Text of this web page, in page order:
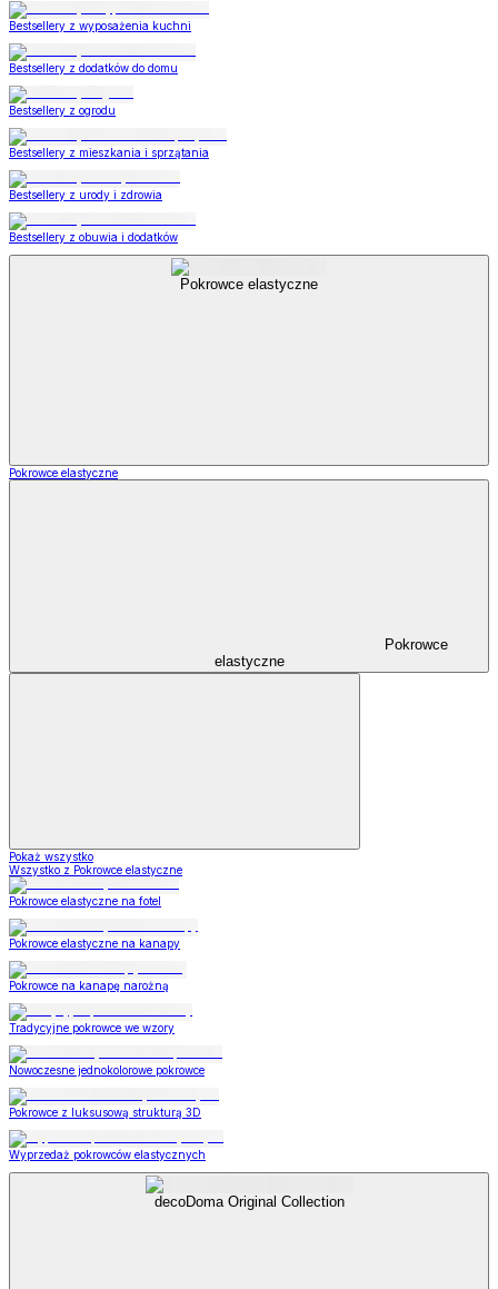
Bestsellery z wyposażenia kuchni
Bestsellery z dodatków do domu
Bestsellery z ogrodu
Bestsellery z mieszkania i sprzątania
Bestsellery z urody i zdrowia
Bestsellery z obuwia i dodatków
Pokrowce elastyczne
Pokrowce elastyczne
Pokrowce
elastyczne
Pokaż wszystko
Wszystko z Pokrowce elastyczne
Pokrowce elastyczne na fotel
Pokrowce elastyczne na kanapy
Pokrowce na kanapę narożną
Tradycyjne pokrowce we wzory
Nowoczesne jednokolorowe pokrowce
Pokrowce z luksusową strukturą 3D
Wyprzedaż pokrowców elastycznych
decoDoma Original Collection